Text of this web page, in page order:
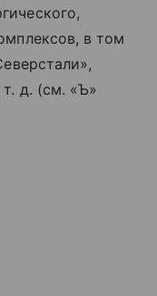
в том
т. д. (см. «Ъ»